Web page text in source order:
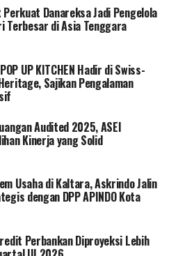
waktu, dari tahun ke tahun
secara konseptual,
pada hari ini. Selamat
Brahmantya Satyamurti
Pertamina
ini merupakan wujud dari
usaha yang berbasis
dan motivasi untuk anak
Pertamina yang lain untuk
PROPER Emas di waktu
Danareksa Jadi Pengelola
Terbesar di Asia Tenggara
UP KITCHEN Hadir di Swiss-
Sajikan Pengalaman
Audited 2025, ASEI
Kinerja yang Solid
Usaha di Kaltara, Askrindo Jalin
dengan DPP APINDO Kota
Perbankan Diproyeksi Lebih